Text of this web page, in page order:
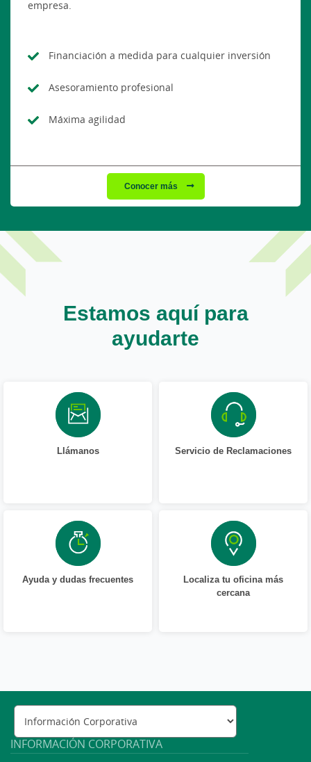
empresa.
Financiación a medida para cualquier inversión
Asesoramiento profesional
Máxima agilidad
Conocer más
Estamos aquí para
ayudarte
Llámanos Servicio de Reclamaciones
Ayuda y dudas frecuentes
Localiza tu oficina más
cercana
INFORMACIÓN CORPORATIVA